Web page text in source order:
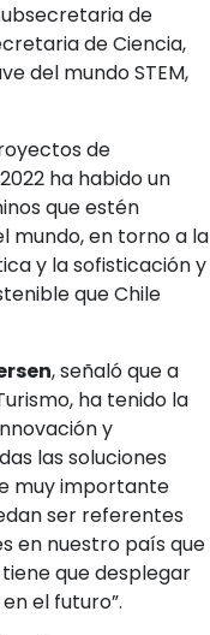
de
de Ciencia,
del mundo STEM,
de
ha habido un
que estén
mundo, en torno a la
y la sofisticación y
que Chile
, señaló que a
ha tenido la
y
las soluciones
muy importante
ser referentes
en nuestro país que
que desplegar
el futuro”.